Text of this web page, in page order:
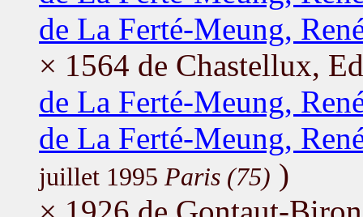
de La Ferté-Meung,
× 1564 de Chastellux,
de La Ferté-Meung,
de La Ferté-Meung,
juillet 1995 Paris (75) )